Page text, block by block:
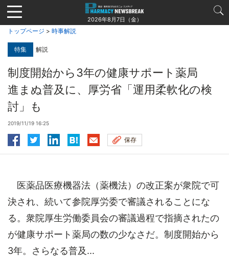
Jump
to
navigation
2026年8月7日（金）
トップページ > 時事解説
特集 解説
制度開始から3年の健康サポート薬局
進まぬ普及に、厚労省「運用柔軟化の検
討」も
2019/11/19 16:25
保存
医薬品医療機器法（薬機法）の改正案が衆院で可
決され、続いて参院厚労委で審議されることにな
る。衆院厚生労働委員会の審議過程で指摘されたの
が健康サポート薬局の数の少なさだ。制度開始から
3年。さらなる普及...